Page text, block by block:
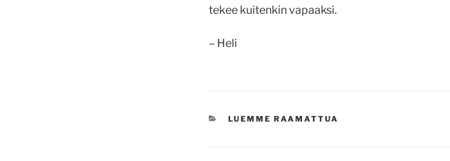
tekee kuitenkin vapaaksi.
– Heli
KATEGORIAT
LUEMME RAAMATTUA